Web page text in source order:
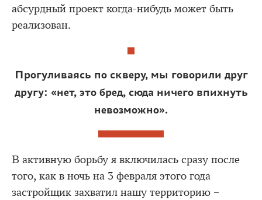
абсурдный проект когда-нибудь может быть
реализован.
Прогуливаясь по скверу, мы говорили друг
другу: «нет, это бред, сюда ничего впихнуть
невозможно».
В активную борьбу я включилась сразу после
того, как в ночь на 3 февраля этого года
застройщик захватил нашу территорию –